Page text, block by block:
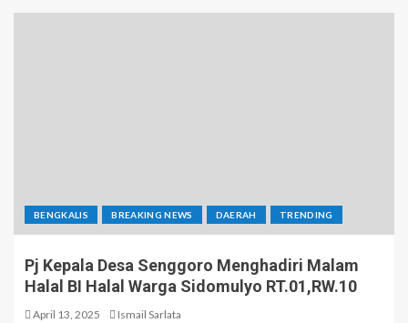
BENGKALIS BREAKING NEWS DAERAH TRENDING
Pj Kepala Desa Senggoro Menghadiri Malam
Halal BI Halal Warga Sidomulyo RT.01,RW.10
April 13, 2025 Ismail Sarlata